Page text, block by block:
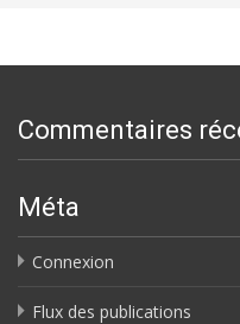
Commentaires
Méta
Connexion
Flux des publications